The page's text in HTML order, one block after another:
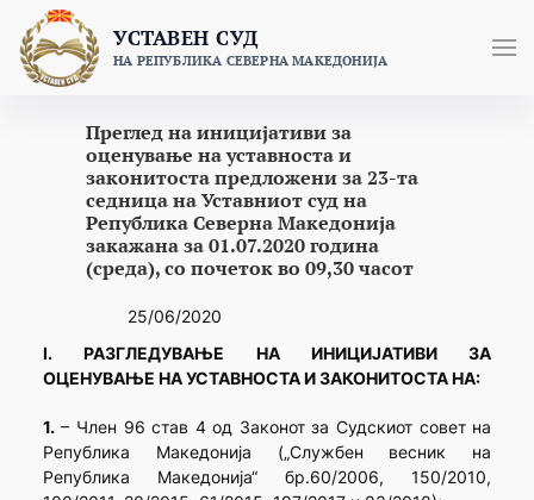
content
УСТАВЕН СУД
НА РЕПУБЛИКА СЕВЕРНА МАКЕДОНИЈА
Преглед на иницијативи за
оценување на уставноста и
законитоста предложени за 23-та
седница на Уставниот суд на
Република Северна Македонија
закажана за 01.07.2020 година
(среда), со почеток во 09,30 часот
25/06/2020
I. РАЗГЛЕДУВАЊЕ НА ИНИЦИЈАТИВИ ЗА
ОЦЕНУВАЊЕ НА УСТАВНОСТА И ЗАКОНИТОСТА НА:
1.– Член 96 став 4 од Законот за Судскиот совет на
Република Македонија („Службен весник на
Република Македонија“ бр.60/2006, 150/2010,